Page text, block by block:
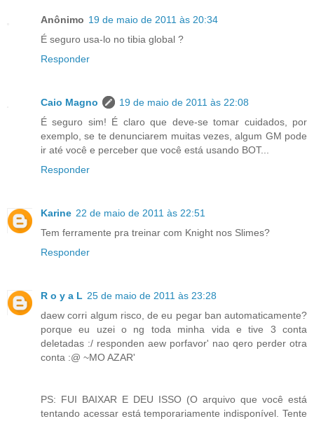
Anônimo 19 de maio de 2011 às 20:34
É seguro usa-lo no tibia global ?
Responder
Caio Magno
19 de maio de 2011 às 22:08
É seguro sim! É claro que deve-se tomar cuidados, por
exemplo, se te denunciarem muitas vezes, algum GM pode
ir até você e perceber que você está usando BOT...
Responder
Karine 22 de maio de 2011 às 22:51
Tem ferramente pra treinar com Knight nos Slimes?
Responder
R o y a L 25 de maio de 2011 às 23:28
daew corri algum risco, de eu pegar ban automaticamente?
porque eu uzei o ng toda minha vida e tive 3 conta
deletadas :/ responden aew porfavor' nao qero perder otra
conta :@ ~MO AZAR'
PS: FUI BAIXAR E DEU ISSO (O arquivo que você está
tentando acessar está temporariamente indisponível. Tente